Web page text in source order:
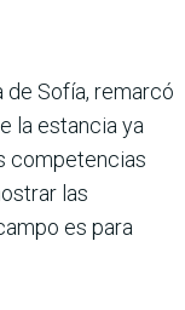
de Sofía, remarcó
la estancia ya
competencias
las
es para